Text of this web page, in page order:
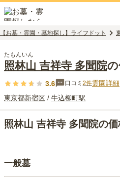
【お墓・霊園・墓地探し】ライフドット
たもんいん
照林山 吉祥寺 多聞院
3.6 口コミ 2件霊園詳細
東京都新宿区 / 牛込柳町駅
照林山 吉祥寺 多聞院の
一般墓